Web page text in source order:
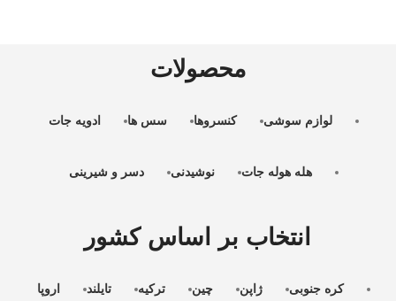
محصولات
لوازم سوشی کنسروها سس ها ادویه جات
هله هوله جات نوشیدنی دسر و شیرینی
انتخاب بر اساس کشور
کره جنوبی ژاپن چین ترکیه تایلند اروپا